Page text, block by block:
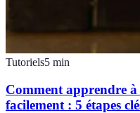
Tutoriels5 min
Comment apprendre
facilement : 5 étapes